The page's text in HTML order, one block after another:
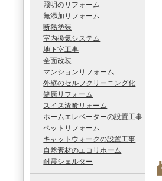
照明のリフォーム
無添加リフォーム
断熱塗装
室内換気システム
地下室工事
全面改装
マンションリフォーム
外壁のセルフクリーニング化
健康リフォーム
スイス漆喰リォーム
ホームエレベーターの設置工事
ペットリフォーム
キャットウォークの設置工事
自然素材のエコリホーム
耐震シェルター